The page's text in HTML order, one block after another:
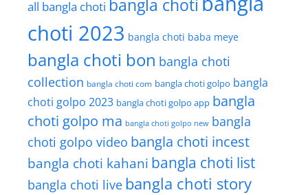
all bangla choti bangla choti
choti 2023 bangla choti baba meye
bangla choti bon bangla choti
collection bangla choti com bangla choti golpo bangla
choti golpo 2023 bangla choti golpo app bangla
choti golpo ma bangla choti golpo new bangla
choti golpo video bangla choti incest
bangla choti kahani bangla choti list
bangla choti live bangla choti story